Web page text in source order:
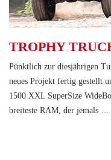
TROPHY
Pünktlich zur diesjährigen
neues Projekt fertig gestellt
1500 XXL SuperSize
breiteste RAM, der jemals …